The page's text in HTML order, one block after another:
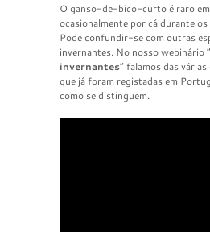
O ganso-de-bico-curto é raro
ocasionalmente por cá durante
Pode confundir-se com outras
invernantes. No nosso webinário “
invernantes” falamos das
que já foram registadas em
como se distinguem.